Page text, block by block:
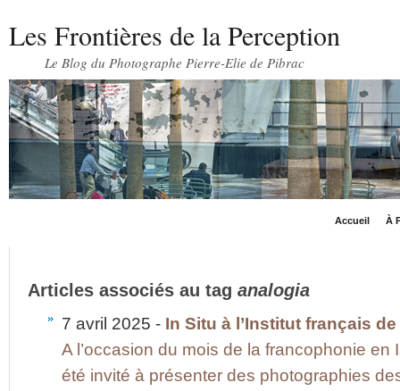
Les Frontières de la Perception
Le Blog du Photographe Pierre-Elie de Pibrac
Accueil À
Articles associés au tag analogia
7 avril 2025 - In Situ à l’Institut français
A l’occasion du mois de la francophonie en
été invité à présenter des photographies